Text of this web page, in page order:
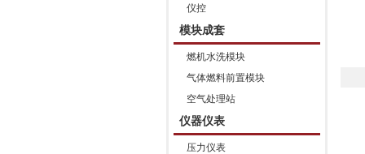
仪控
模块成套
燃机水洗模块
气体燃料前置模块
空气处理站
仪器仪表
压力仪表